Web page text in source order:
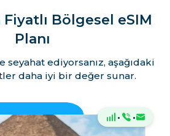
Bölgesel eSIM
Planı
ediyorsanız, aşağıdaki
daha iyi bir değer sunar.
· ·